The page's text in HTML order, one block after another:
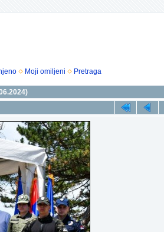
Moji omiljeni Pretraga